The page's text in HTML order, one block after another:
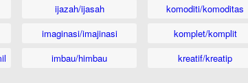
ijazah/ijasah
imaginasi/imajinasi
imbau/himbau
komoditi/komoditas
komplet/komplit
kreatif/kreatip